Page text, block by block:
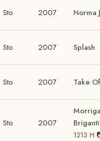
Sto 2007 Norma
Sto 2007 Splash
Sto 2007 Take
Sto 2007
1213 H